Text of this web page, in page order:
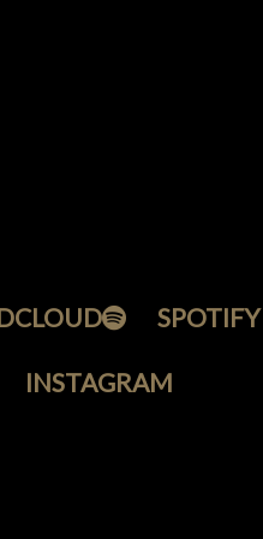
SPOTIFY
INSTAGRAM